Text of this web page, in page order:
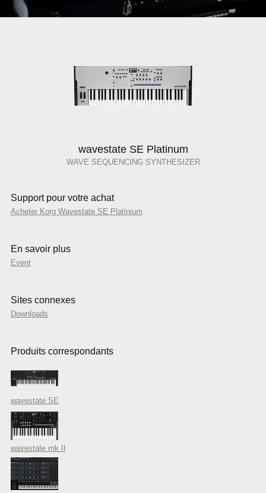
wavestate SE Platinum
WAVE SEQUENCING SYNTHESIZER
Support pour votre achat
Acheter Korg Wavestate SE Platinium
En savoir plus
Event
Sites connexes
Downloads
Produits correspondants
wavestate SE
wavestate mk II